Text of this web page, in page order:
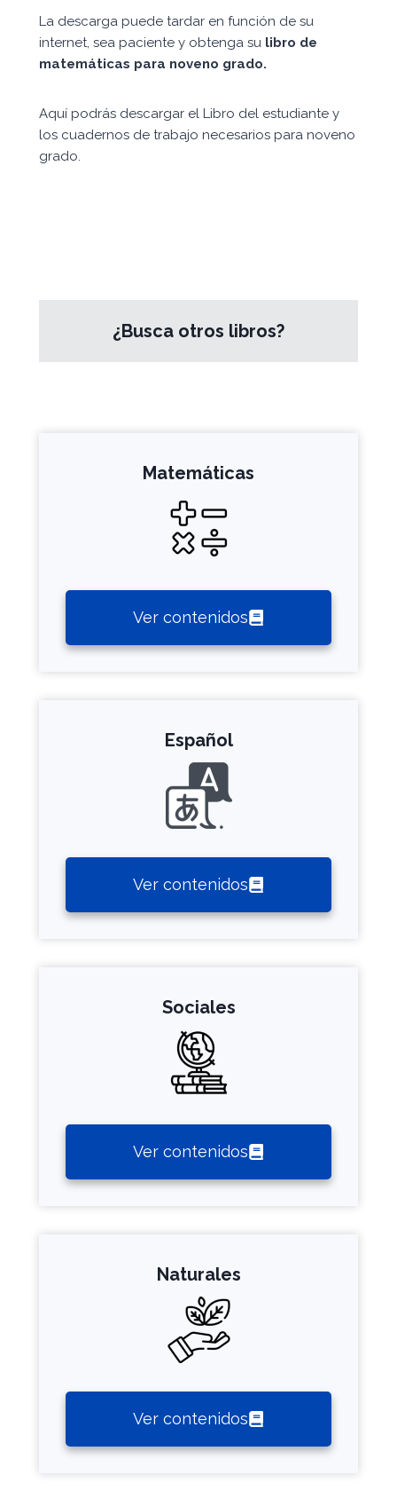
La descarga puede tardar en función de su
internet, sea paciente y obtenga su libro de
matemáticas para noveno grado.
Aquí podrás descargar el Libro del estudiante y
los cuadernos de trabajo necesarios para noveno
grado.
¿Busca otros libros?
Matemáticas
Ver contenidos
Español
Ver contenidos
Sociales
Ver contenidos
Naturales
Ver contenidos